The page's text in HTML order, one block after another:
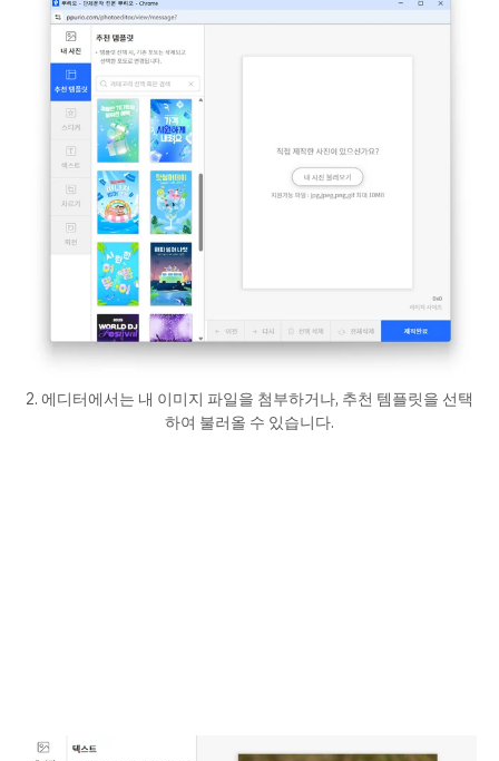
2. 에디터에서는 내 이미지 파일을 첨부하거나, 추천 템플릿을 선택
하여 불러올 수 있습니다.